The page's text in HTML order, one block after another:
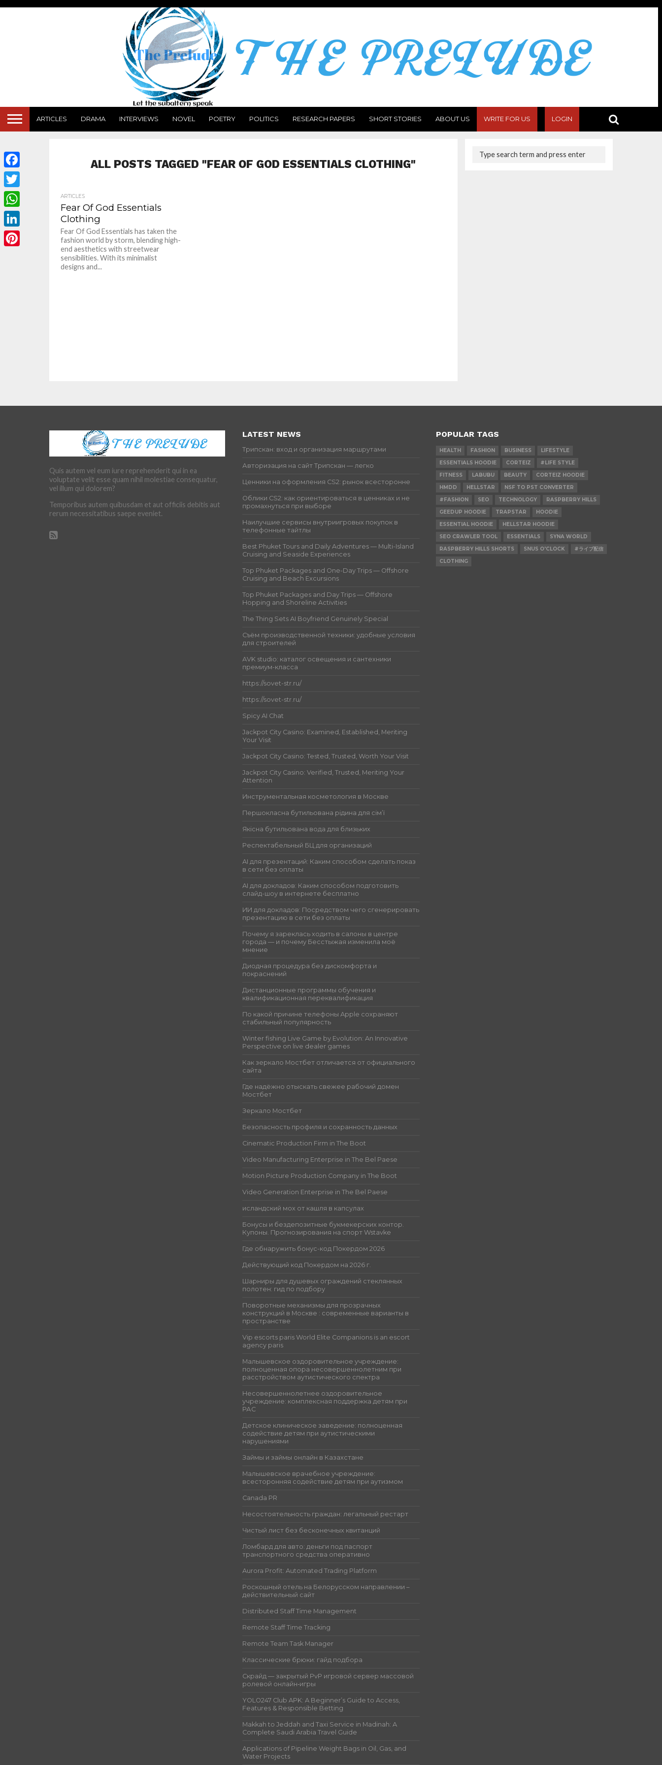
ARTICLES DRAMA INTERVIEWS NOVEL POETRY POLITICS RESEARCH PAPERS SHORT STORIES ABOUT US WRITE FOR US LOGIN
ALL POSTS TAGGED "FEAR OF GOD ESSENTIALS CLOTHING"
ARTICLES
Fear Of God Essentials
Clothing
Fear Of God Essentials has taken the
fashion world by storm, blending high-
end aesthetics with streetwear
sensibilities. With its minimalist
designs and...
Quis autem vel eum iure reprehenderit qui in ea
voluptate velit esse quam nihil molestiae consequatur,
vel illum qui dolorem?
Temporibus autem quibusdam et aut officiis debitis aut
rerum necessitatibus saepe eveniet.
LATEST NEWS
Трипскан: вход и организация маршрутами
Авторизация на сайт Трипскан — легко
Ценники на оформления CS2: рынок всесторонне
Облики CS2: как ориентироваться в ценниках и не
промахнуться при выборе
Наилучшие сервисы внутриигровых покупок в
телефонные тайтлы
Best Phuket Tours and Daily Adventures — Multi-Island
Cruising and Seaside Experiences
Top Phuket Packages and One-Day Trips — Offshore
Cruising and Beach Excursions
Top Phuket Packages and Day Trips — Offshore
Hopping and Shoreline Activities
The Thing Sets AI Boyfriend Genuinely Special
Съём производственной техники: удобные условия
для строителей
AVK studio: каталог освещения и сантехники
премиум-класса
https://sovet-str.ru/
https://sovet-str.ru/
Spicy AI Chat
Jackpot City Casino: Examined, Established, Meriting
Your Visit
Jackpot City Casino: Tested, Trusted, Worth Your Visit
Jackpot City Casino: Verified, Trusted, Meriting Your
Attention
Инструментальная косметология в Москве
Першокласна бутильована рідина для сім’ї
Якісна бутильована вода для близьких
Респектабельный БЦ для организаций
AI для презентаций: Каким способом сделать показ
в сети без оплаты
AI для докладов: Каким способом подготовить
слайд-шоу в интернете бесплатно
ИИ для докладов: Посредством чего сгенерировать
презентацию в сети без оплаты
Почему я зареклась ходить в салоны в центре
города — и почему Бесстыжая изменила моё
мнение
Диодная процедура без дискомфорта и
покраснений
Дистанционные программы обучения и
квалификационная переквалификация
По какой причине телефоны Apple сохраняют
стабильный популярность
Winter fishing Live Game by Evolution: An Innovative
Perspective on live dealer games
Как зеркало Мостбет отличается от официального
сайта
Где надёжно отыскать свежее рабочий домен
Мостбет
Зеркало Мостбет
Безопасность профиля и сохранность данных
Cinematic Production Firm in The Boot
Video Manufacturing Enterprise in The Bel Paese
Motion Picture Production Company in The Boot
Video Generation Enterprise in The Bel Paese
исландский мох от кашля в капсулах
Бонусы и бездепозитные букмекерских контор.
Купоны. Прогнозирования на спорт Wstavke
Где обнаружить бонус-код Покердом 2026
Действующий код Покердом на 2026 г.
Шарниры для душевых ограждений стеклянных
полотен: гид по подбору
Поворотные механизмы для прозрачных
конструкций в Москве : современные варианты в
пространстве
Vip escorts paris World Elite Companions is an escort
agency paris
Малышевское оздоровительное учреждение:
полноценная опора несовершеннолетним при
расстройством аутистического спектра
Несовершеннолетнее оздоровительное
учреждение: комплексная поддержка детям при
РАС
Детское клиническое заведение: полноценная
содействие детям при аутистическими
нарушениями
Займы и займы онлайн в Казахстане
Малышевское врачебное учреждение:
всесторонняя содействие детям при аутизмом
Canada PR
Несостоятельность граждан: легальный рестарт
Чистый лист без бесконечных квитанций
Ломбард для авто: деньги под паспорт
транспортного средства оперативно
Aurora Profit: Automated Trading Platform
Роскошный отель на Белорусском направлении –
действительный сайт
Distributed Staff Time Management
Remote Staff Time Tracking
Remote Team Task Manager
Классические брюки: гайд подбора
Скрайд — закрытый PvP игровой сервер массовой
ролевой онлайн‑игры
YOLO247 Club APK: A Beginner’s Guide to Access,
Features & Responsible Betting
Makkah to Jeddah and Taxi Service in Madinah: A
Complete Saudi Arabia Travel Guide
Applications of Pipeline Weight Bags in Oil, Gas, and
Water Projects
POPULAR TAGS
HEALTH FASHION BUSINESS
LIFESTYLE
ESSENTIALS HOODIE
CORTEIZ
#LIFE STYLE
FITNESS
LABUBU BEAUTY
CORTEIZ HOODIE
HMDD
HELLSTAR
NSF TO PST CONVERTER
#FASHION
SEO TECHNOLOGY
RASPBERRY HILLS
GEEDUP HOODIE
TRAPSTAR
HOODIE
ESSENTIAL HOODIE
HELLSTAR HOODIE
SEO CRAWLER TOOL
ESSENTIALS
SYNA WORLD
RASPBERRY HILLS SHORTS
SNUS O'CLOCK
#ライブ配信
CLOTHING
Facebook
Twitter
WhatsApp
LinkedIn